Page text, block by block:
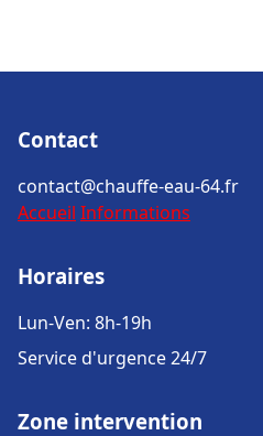
Contact
contact@chauffe-eau-64.fr
Accueil Informations
Horaires
Lun-Ven: 8h-19h
Service d'urgence 24/7
Zone intervention